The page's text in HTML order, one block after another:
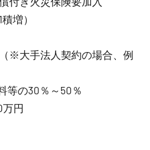
増）
大手法人契約の場合、例
等の30％～50％
円